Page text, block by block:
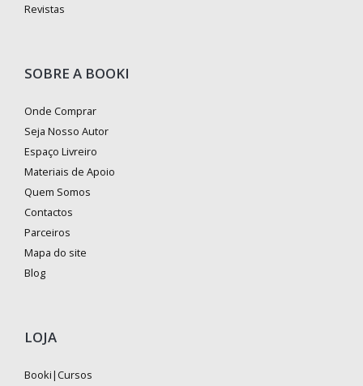
Revistas
SOBRE A BOOKI
Onde Comprar
Seja Nosso Autor
Espaço Livreiro
Materiais de Apoio
Quem Somos
Contactos
Parceiros
Mapa do site
Blog
LOJA
Booki|Cursos